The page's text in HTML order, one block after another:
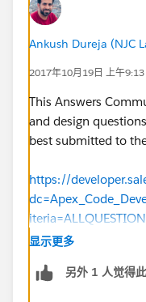
Ankush Dureja (NJC
2017年10月19日 上午9:13
This Answers
and design
best submitted to
https://
显示更多
另外 1 人觉得